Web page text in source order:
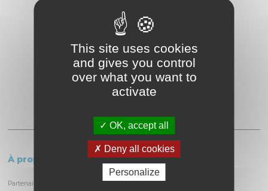
À propos
Partenaires et locataires
Le circuit
Informations pratiques
This site uses cookies
and gives you control
over what you want to
activate
OK, accept all
Deny all cookies
Personalize